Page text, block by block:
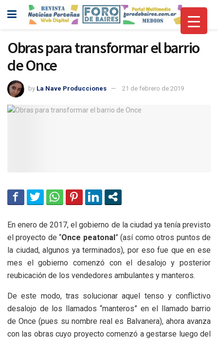
Obras para transformar el barrio
de Once
by La Nave Producciones 21 de febrero de 2019
En enero de 2017, el gobierno de la ciudad ya tenía previsto
el proyecto de “Once peatonal ” (así como otros puntos de
la ciudad, algunos ya terminados), por eso fue que en ese
mes el gobierno comenzó con el desalojo y posterior
reubicación de los vendedores ambulantes y manteros.
De este modo, tras solucionar aquel tenso y conflictivo
desalojo de los llamados “manteros” en el llamado barrio
de Once (pues su nombre real es Balvanera), ahora avanza
con las obras cuyo proyecto comenzó a gestarse luego del